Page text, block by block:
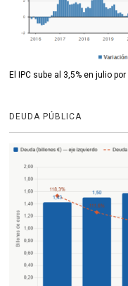
El IPC sube al 3,5% en julio
DEUDA PÚBLICA